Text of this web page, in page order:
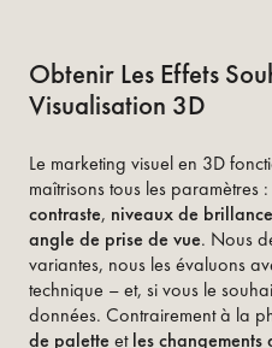
Obtenir Les Effets
Visualisation 3D
Le marketing visuel en 3D
maîtrisons tous les paramètres :
contraste, niveaux de brillance
angle de prise de vue. Nous
variantes, nous les évaluons
technique – et, si vous le
données. Contrairement à la
de palette etles changements